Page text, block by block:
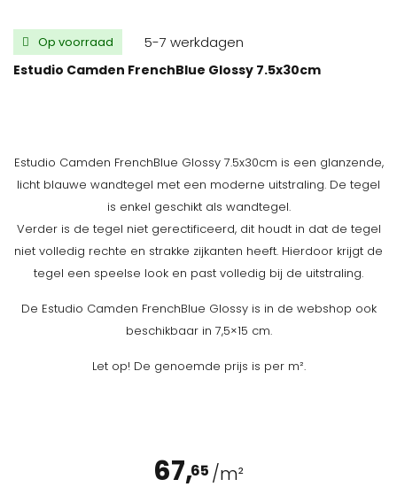
Op voorraad 5-7 werkdagen
Estudio Camden FrenchBlue Glossy 7.5x30cm
Estudio Camden FrenchBlue Glossy 7.5x30cm is een glanzende,
licht blauwe wandtegel met een moderne uitstraling. De tegel
is enkel geschikt als wandtegel.
Verder is de tegel niet gerectificeerd, dit houdt in dat de tegel
niet volledig rechte en strakke zijkanten heeft. Hierdoor krijgt de
tegel een speelse look en past volledig bij de uitstraling.
De Estudio Camden FrenchBlue Glossy is in de webshop ook
beschikbaar in 7,5×15 cm.
Let op! De genoemde prijs is per m².
67,65 /m²